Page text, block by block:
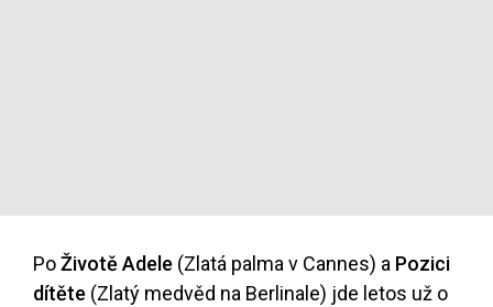
PoŽivotě Adele (Zlatá palma v Cannes) a Pozici
dítěte (Zlatý medvěd na Berlinale) jde letos už o